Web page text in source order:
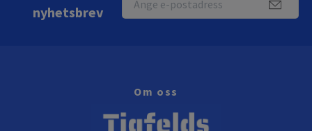
nyhetsbrev
Om oss